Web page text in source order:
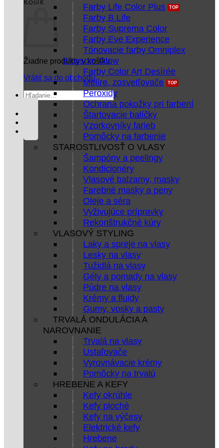
Žiadne produkty v košíku.
Vrátiť sa do obchodu
Hľadať:
Farby Life Color Plus
Farby B.Life
Farby Suprema Color
Farby Eve Experience
Tónovacie farby Omniplex
Blossom Glow
Farby Color Art Desírée
Melíre, zosvetľovače
Peroxidy
Ochrana pokožky pri farbení
Štartovacie balíčky
Vzorkovníky farieb
Pomôcky na farbenie
STAROSTLIVOSŤ O VLASY
Šampóny a peelingy
Kondicionéry
Vlasové balzamy, masky
Farebné masky a peny
Oleje a séra
Vyživujúce prípravky
Rekonštrukčné kúry
VLASOVÝ STYLING
Laky a spreje na vlasy
Lesky na vlasy
Tužidlá na vlasy
Gély a pomady na vlasy
Púdre na vlasy
Krémy a fluidy
Gumy, vosky a pasty
TRVALÁ ONDULÁCIA A
NAROVNANIE
Trvalá na vlasy
Ustaľovače
Vyrovnávacie krémy
Pomôcky na trvalú
HREBENE A KEFY
Kefy okrúhle
Kefy ploché
Kefy na výčesy
Elektrické kefy
Hrebene